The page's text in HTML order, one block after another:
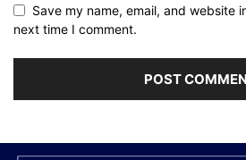
Save my name, email, and website
next time I comment.